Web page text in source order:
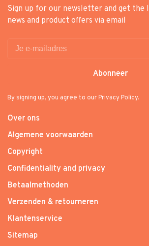
Sign up for our newsletter and get the
news and product offers via email
Abonneer
By signing up, you agree to our Privacy Policy.
Over ons
Algemene voorwaarden
Copyright
Confidentiality and privacy
Betaalmethoden
Verzenden & retourneren
Klantenservice
Sitemap